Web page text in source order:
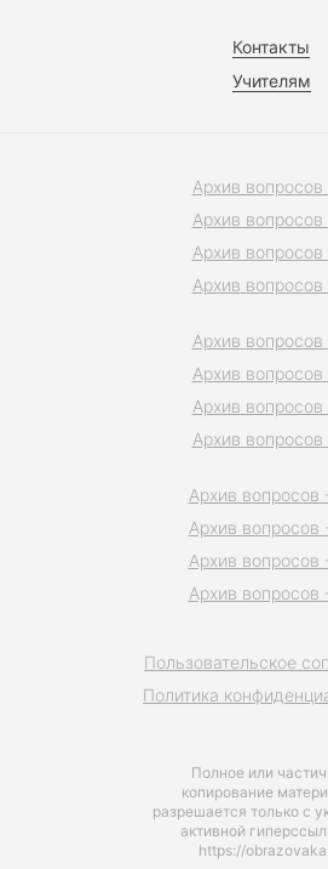
Контакты
Учителям
Полное или
копирование
разрешается только с
активной
https://
Пользовательское
Политика
Архив вопросов
Архив вопросов
Архив
Архив
Архив вопросов
Архив
Архив вопросов
Архив
Архив вопросов
Архив вопросов
Архив вопросов
Архив вопросов